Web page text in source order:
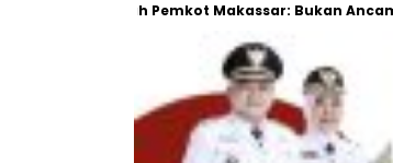
Sampah Pemkot Makassar: Bukan Ancaman,